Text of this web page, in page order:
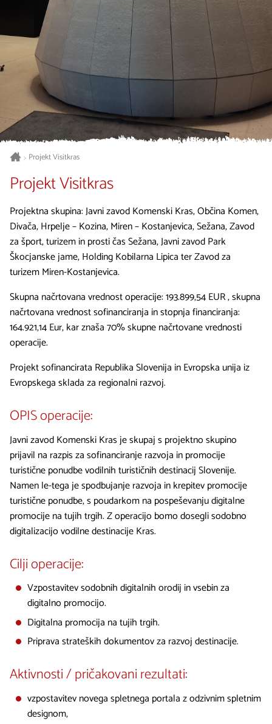
> Projekt Visitkras
Projekt Visitkras
Projektna skupina: Javni zavod Komenski Kras, Občina Komen,
Divača, Hrpelje – Kozina, Miren – Kostanjevica, Sežana, Zavod
za šport, turizem in prosti čas Sežana, Javni zavod Park
Škocjanske jame, Holding Kobilarna Lipica ter Zavod za
turizem Miren-Kostanjevica.
Skupna načrtovana vrednost operacije: 193.899,54 EUR , skupna
načrtovana vrednost sofinanciranja in stopnja financiranja:
164.921,14 Eur, kar znaša 70% skupne načrtovane vrednosti
operacije.
Projekt sofinancirata Republika Slovenija in Evropska unija iz
Evropskega sklada za regionalni razvoj.
OPIS operacije:
Javni zavod Komenski Kras je skupaj s projektno skupino
prijavil na razpis za sofinanciranje razvoja in promocije
turistične ponudbe vodilnih turističnih destinacij Slovenije.
Namen le-tega je spodbujanje razvoja in krepitev promocije
turistične ponudbe, s poudarkom na pospeševanju digitalne
promocije na tujih trgih. Z operacijo bomo dosegli sodobno
digitalizacijo vodilne destinacije Kras.
Cilji operacije:
Vzpostavitev sodobnih digitalnih orodij in vsebin za
digitalno promocijo.
Digitalna promocija na tujih trgih.
Priprava strateških dokumentov za razvoj destinacije.
Aktivnosti / pričakovani rezultati:
vzpostavitev novega spletnega portala z odzivnim spletnim
designom,